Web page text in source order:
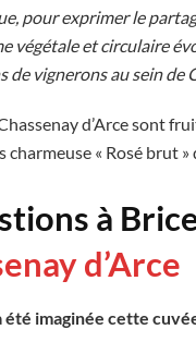
pour exprimer le
végétale et circulaire
vignerons au sein de
d’Arce sont
charmeuse « Rosé brut
à
d’Arce
été imaginée cette